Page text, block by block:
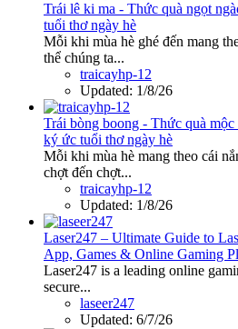
Trái lê ki ma - Thức quà ngọt
tuổi thơ ngày hè
Mỗi khi mùa hè ghé đến mang
thể chúng ta...
traicayhp-12
Updated: 1/8/26
Trái bòng boong - Thức quà
ký ức tuổi thơ ngày hè
Mỗi khi mùa hè mang theo cái
chợt đến chợt...
traicayhp-12
Updated: 1/8/26
Laser247 – Ultimate Guide to
App, Games & Online Gaming
Laser247 is a leading online
secure...
laseer247
Updated: 6/7/26